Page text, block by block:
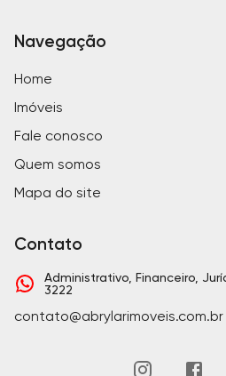
Navegação
Home
Imóveis
Fale conosco
Quem somos
Mapa do site
Contato
Administrativo, Financeiro,
3222
contato@abrylarimoveis.com.br